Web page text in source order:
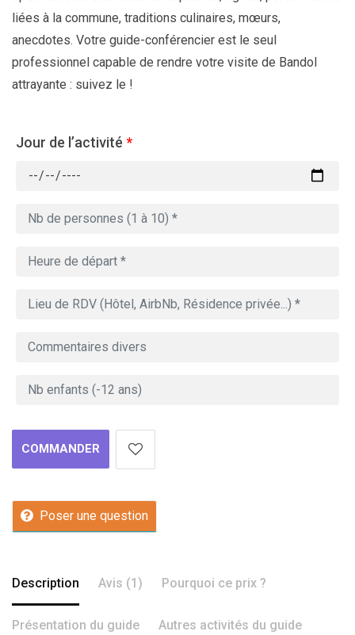
liées à la commune, traditions culinaires, mœurs,
anecdotes. Votre guide-conférencier est le seul
professionnel capable de rendre votre visite de Bandol
attrayante : suivez le !
Jour de l’activité *
COMMANDER
Poser une question
Description Avis (1) Pourquoi ce prix ?
Présentation du guide Autres activités du guide